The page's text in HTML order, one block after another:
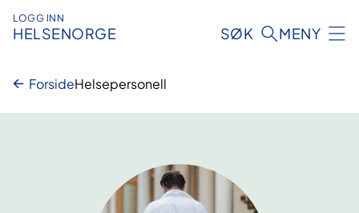
LOGG INN
HELSENORGE SØK MENY
ForsideHelsepersonell